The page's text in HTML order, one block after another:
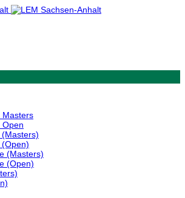
Masters
Open
(Masters)
(Open)